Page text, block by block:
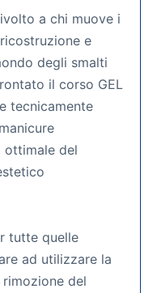
a chi muove i
e
degli smalti
il corso GEL
tecnicamente
ottimale del
tutte quelle
ad utilizzare la
del